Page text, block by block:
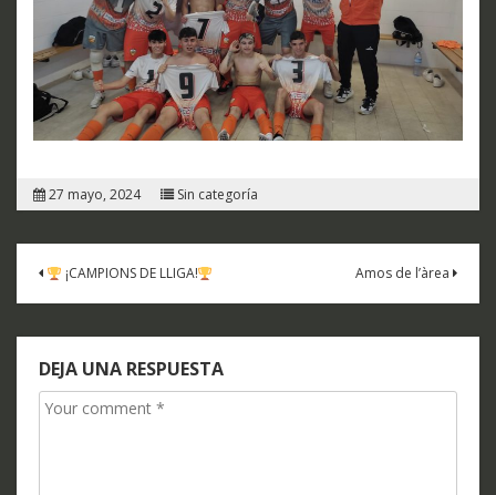
27 mayo, 2024 Sin categoría
Navegación
de
entradas
¡CAMPIONS DE LLIGA! Amos de l’àrea
DEJA UNA RESPUESTA
Comment